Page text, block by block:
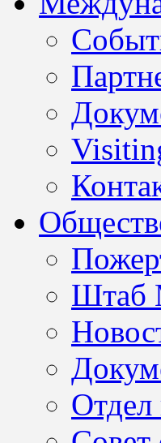
Штаб
Отдел